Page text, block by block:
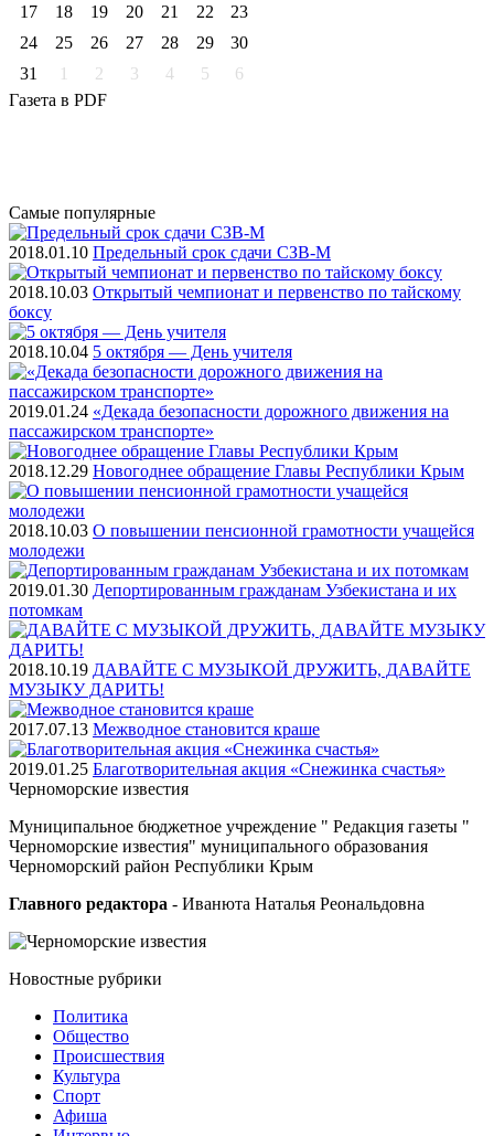
17
18 19 20 21 22
23
24
25 26 27 28 29
30
31
1 2 3 4 5
6
Газета в PDF
Самые популярные
2018.01.10 Предельный срок сдачи СЗВ-М
2018.10.03 Открытый чемпионат и первенство по тайскому
боксу
2018.10.04 5 октября — День учителя
2019.01.24 «Декада безопасности дорожного движения на
пассажирском транспорте»
2018.12.29 Новогоднее обращение Главы Республики Крым
2018.10.03 О повышении пенсионной грамотности учащейся
молодежи
2019.01.30 Депортированным гражданам Узбекистана и их
потомкам
2018.10.19 ДАВАЙТЕ С МУЗЫКОЙ ДРУЖИТЬ, ДАВАЙТЕ
МУЗЫКУ ДАРИТЬ!
2017.07.13 Межводное становится краше
2019.01.25 Благотворительная акция «Снежинка счастья»
Черноморские известия
Муниципальное бюджетное учреждение " Редакция газеты "
Черноморские известия" муниципального образования
Черноморский район Республики Крым
Главного редактора - Иванюта Наталья Реональдовна
Новостные рубрики
Политика
Общество
Проиcшествия
Культура
Спорт
Афиша